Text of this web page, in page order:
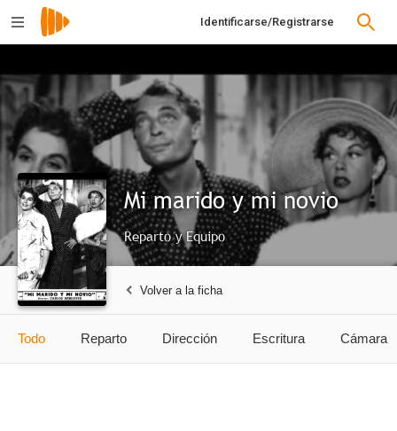
Identificarse/Registrarse
Mi marido y mi novio
Reparto y Equipo
Volver a la ficha
Todo Reparto Dirección Escritura Cámara